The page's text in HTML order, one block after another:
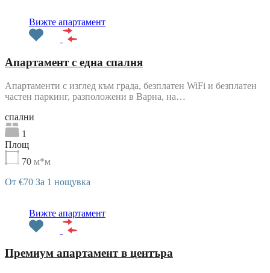
Вижте апартамент
Апартамент с една спалня
Апартаменти с изглед към града, безплатен WiFi и безплатен
частен паркинг, разположени в Варна, на…
cпални
1
Площ
70 м*м
От €70 За 1 нощувка
Вижте апартамент
Премиум апартамент в центъра